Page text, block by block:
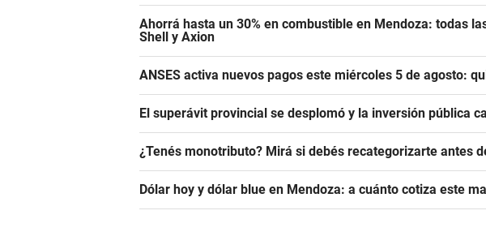
Ahorrá hasta un 30% en combustible en Mendoza: todas
Shell y Axion
ANSES activa nuevos pagos este miércoles 5 de agosto:
El superávit provincial se desplomó y la inversión pública
¿Tenés monotributo? Mirá si debés recategorizarte antes
Dólar hoy y dólar blue en Mendoza: a cuánto cotiza este